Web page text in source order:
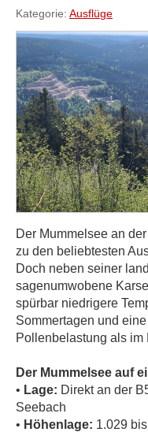
Kategorie: Ausflüge
Der Mummelsee an
zu den beliebtesten
Doch neben seiner
sagenumwobene
spürbar niedrigere
Sommertagen und
Pollenbelastung als im
Der Mummelsee auf
• Lage: Direkt an der
Seebach
• Höhenlage: 1.029